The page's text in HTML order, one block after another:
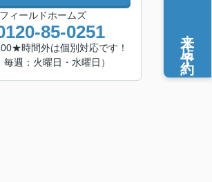
フィールドホームズ
85-0251
時間外は個別対応です！
毎週：火曜日・水曜日）
来店予約